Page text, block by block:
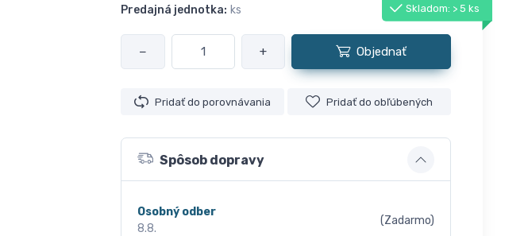
Predajná jednotka: ks Skladom: > 5 ks
− + Objednať
Pridať do porovnávania Pridať do obľúbených
Spôsob dopravy
Osobný odber
8.8.
(Zadarmo)